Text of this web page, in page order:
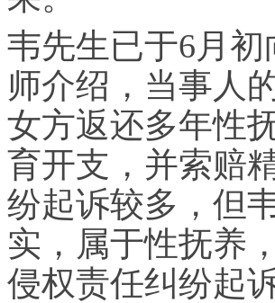
韦先生已于6月
师介绍，当事人
女方返还多年性
育开支，并索赔
纷起诉较多，但
实，属于性抚养
侵权责任纠纷起诉